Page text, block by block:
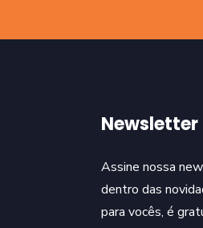
Newsletter
Assine nossa
dentro das
para vocês, é